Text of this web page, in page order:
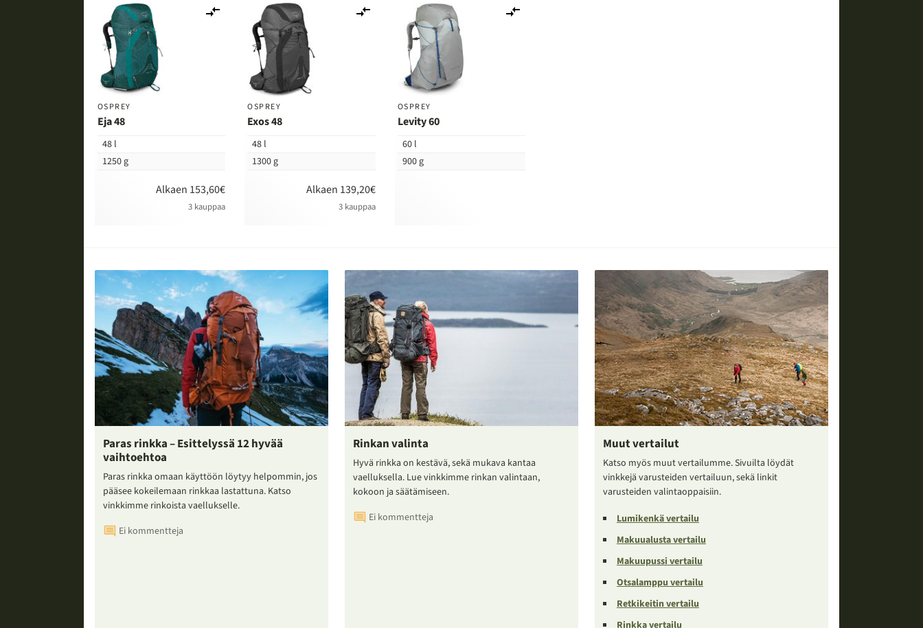
OSPREY
Eja 48
48 l
1250 g
Alkaen 153,60€
3 kauppaa
vertailuun
OSPREY
Exos 48
48 l
1300 g
Alkaen 139,20€
3 kauppaa
vertailuun
OSPREY
Levity 60
60 l
900 g
Paras rinkka – Esittelyssä 12 hyvää
vaihtoehtoa
Paras rinkka omaan käyttöön löytyy helpommin, jos
pääsee kokeilemaan rinkkaa lastattuna. Katso
vinkkimme rinkoista vaellukselle.
Ei kommentteja
Rinkan valinta
Hyvä rinkka on kestävä, sekä mukava kantaa
vaelluksella. Lue vinkkimme rinkan valintaan,
kokoon ja säätämiseen.
Ei kommentteja
Muut vertailut
Katso myös muut vertailumme. Sivuilta löydät
vinkkejä varusteiden vertailuun, sekä linkit
varusteiden valintaoppaisiin.
Lumikenkä vertailu
Makuualusta vertailu
Makuupussi vertailu
Otsalamppu vertailu
Retkikeitin vertailu
Rinkka vertailu